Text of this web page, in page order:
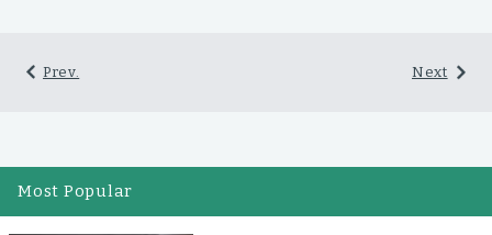
Next
Prev.
Most Popular